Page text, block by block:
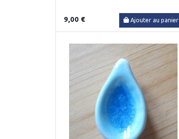
9,00 € Ajouter au panier